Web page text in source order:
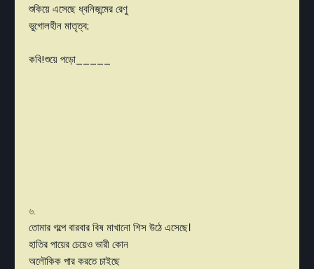
শুকিয়ে এসেছে ধ্বনিজন্মের রেণু
ভুগোলহীন মাতৃত্ব;
কবি!শুয়ে পড়ো_____
৬.
তোমার গল্পে বারবার বিষ মাখানো শিস উঠে এসেছে।
হাতির পায়ের চেয়েও ভারী কোন
অলৌকিক পার করতে চাইছে